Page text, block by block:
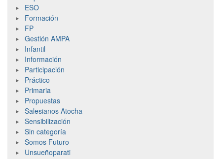
ESO
Formación
FP
Gestión AMPA
Infantil
Información
Participación
Práctico
Primaria
Propuestas
Salesianos Atocha
Sensibilización
Sin categoría
Somos Futuro
Unsueñoparati